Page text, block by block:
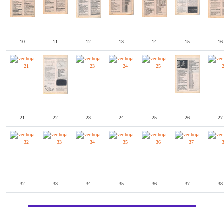
10 11 12 13 14 15 16
21 22 23 24 25 26 27
32 33 34 35 36 37 38